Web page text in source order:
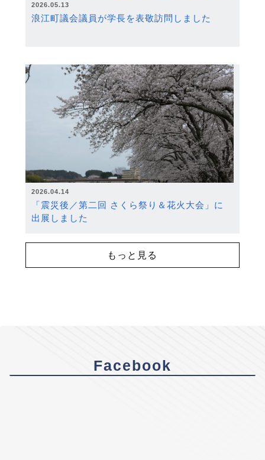
2026.05.13
浪江町議会議員が学長を表敬訪問しました
2026.04.14
「震災後／第二回 さくら祭り＆花火大会」に
出展しました
もっと見る
Facebook